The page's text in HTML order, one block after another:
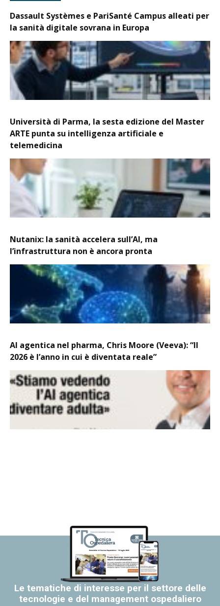
Dassault Systèmes e PariSanté Campus alleati per
la sanità digitale sovrana in Europa
Università di Parma, la sesta edizione del Master
ARTE punta su intelligenza artificiale e
telemedicina
Nutanix: la sanità accelera sull’AI, ma
l’infrastruttura non è ancora pronta
AI agentica nel pharma, Chris Moore (Veeva): “Il
2026 è l’anno in cui è diventata reale”
Le tematiche di interesse per il settore delle
tecnologie e del management ospedaliero